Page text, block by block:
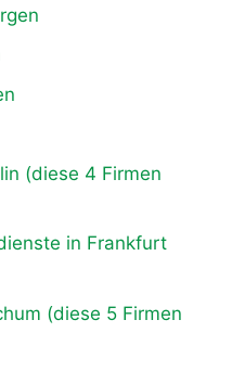
(diese 4 Firmen
in Frankfurt
(diese 5 Firmen